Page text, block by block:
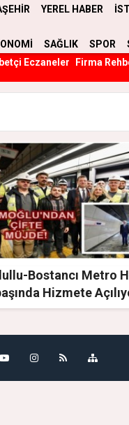
YEREL HABER
SAĞLIK SPOR
Eczaneler Firma
Bostancı Metro
Hizmete